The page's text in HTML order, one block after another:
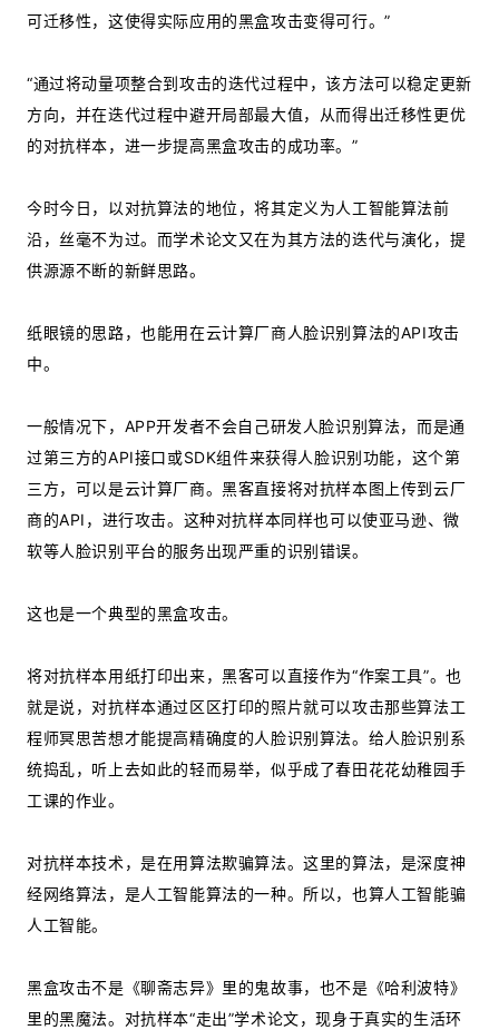
可迁移性，这使得实际应用的黑盒攻击变得可行。”
“通过将动量项整合到攻击的迭代过程中，该方法可以稳定更新
方向，并在迭代过程中避开局部最大值，从而得出迁移性更优
的对抗样本，进一步提高黑盒攻击的成功率。”
今时今日，以对抗算法的地位，将其定义为人工智能算法前
沿，丝毫不为过。而学术论文又在为其方法的迭代与演化，提
供源源不断的新鲜思路。
纸眼镜的思路，也能用在云计算厂商人脸识别算法的API攻击
中。
一般情况下，APP开发者不会自己研发人脸识别算法，而是通
过第三方的API接口或SDK组件来获得人脸识别功能，这个第
三方，可以是云计算厂商。黑客直接将对抗样本图上传到云厂
商的API，进行攻击。这种对抗样本同样也可以使亚马逊、微
软等人脸识别平台的服务出现严重的识别错误。
这也是一个典型的黑盒攻击。
将对抗样本用纸打印出来，黑客可以直接作为“作案工具”。也
就是说，对抗样本通过区区打印的照片就可以攻击那些算法工
程师冥思苦想才能提高精确度的人脸识别算法。给人脸识别系
统捣乱，听上去如此的轻而易举，似乎成了春田花花幼稚园手
工课的作业。
对抗样本技术，是在用算法欺骗算法。这里的算法，是深度神
经网络算法，是人工智能算法的一种。所以，也算人工智能骗
人工智能。
黑盒攻击不是《聊斋志异》里的鬼故事，也不是《哈利波特》
里的黑魔法。对抗样本“走出”学术论文，现身于真实的生活环